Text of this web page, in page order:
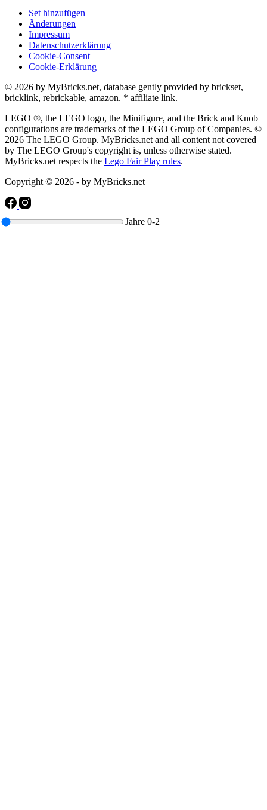
Jahre 0-2
Set hinzufügen
Änderungen
Impressum
Datenschutzerklärung
Cookie-Consent
Cookie-Erklärung
© 2026 by MyBricks.net, database gently provided by brickset,
bricklink, rebrickable, amazon. * affiliate link.
LEGO ®, the LEGO logo, the Minifigure, and the Brick and Knob
configurations are trademarks of the LEGO Group of Companies. ©
2026 The LEGO Group. MyBricks.net and all content not covered
by The LEGO Group's copyright is, unless otherwise stated.
MyBricks.net respects the Lego Fair Play rules.
Copyright © 2026 - by MyBricks.net